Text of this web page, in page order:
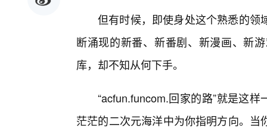
但有时候，即使身处这个熟悉的领
断涌现的新番、新番剧、新漫画、新
库，却不知从何下手。
“acfun.funcom.回家的路”就是这
茫茫的二次元海洋中为你指明方向。